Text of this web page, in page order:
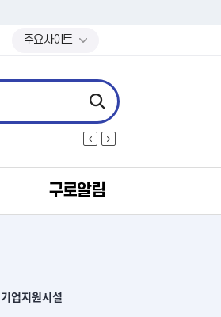
주요사이트
구로알림
기업지원시설